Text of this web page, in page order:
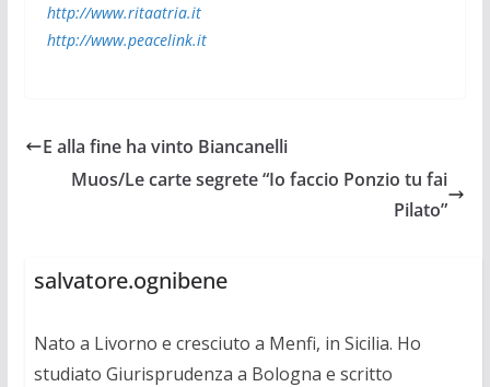
http://www.ritaatria.it
http://www.peacelink.it
E alla fine ha vinto Biancanelli
Muos/Le carte segrete “Io faccio Ponzio tu fai
Pilato”
salvatore.ognibene
Nato a Livorno e cresciuto a Menfi, in Sicilia. Ho
studiato Giurisprudenza a Bologna e scritto